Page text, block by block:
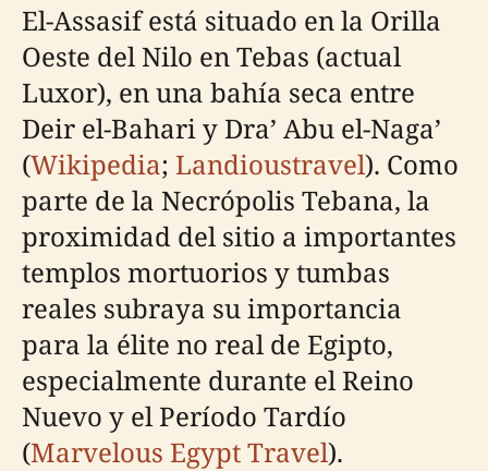
El-Assasif está situado en la Orilla
Oeste del Nilo en Tebas (actual
Luxor), en una bahía seca entre
Deir el-Bahari y Dra’ Abu el-Naga’
(Wikipedia; Landioustravel). Como
parte de la Necrópolis Tebana, la
proximidad del sitio a importantes
templos mortuorios y tumbas
reales subraya su importancia
para la élite no real de Egipto,
especialmente durante el Reino
Nuevo y el Período Tardío
(Marvelous Egypt Travel).